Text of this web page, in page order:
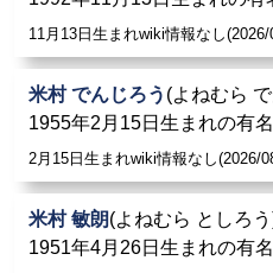
11月13日生まれwiki情報なし
米村 でんじろう (よねむら
1955年2月15日生まれの有
2月15日生まれwiki情報なし(2026/
米村 敏朗(よねむら としろ
1951年4月26日生まれの有